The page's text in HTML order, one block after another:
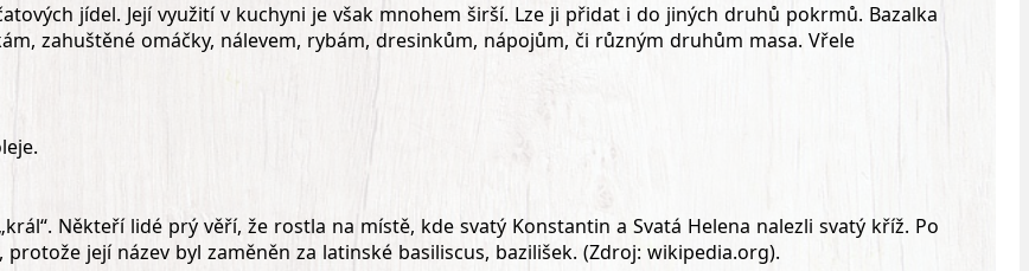
jídel. Její využití v kuchyni je však mnohem širší. Lze ji přidat i do jiných druhů pokrmů. Bazalka
zahuštěné omáčky, nálevem, rybám, dresinkům, nápojům, či různým druhům masa. Vřele
Někteří lidé prý věří, že rostla na místě, kde svatý Konstantin a Svatá Helena nalezli svatý kříž. Po
její název byl zaměněn za latinské basiliscus, bazilišek. (Zdroj: wikipedia.org).